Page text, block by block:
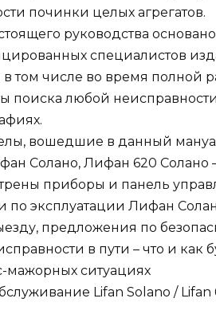
починки целых агрегатов.
руководства
специалистов
том числе во время полной
поиска любой
вошедшие в данный
Солано, Лифан 620
приборы и панель
эксплуатации Лифан
предложения по
в пути – что и
мажорных ситуациях
Lifan Solano /